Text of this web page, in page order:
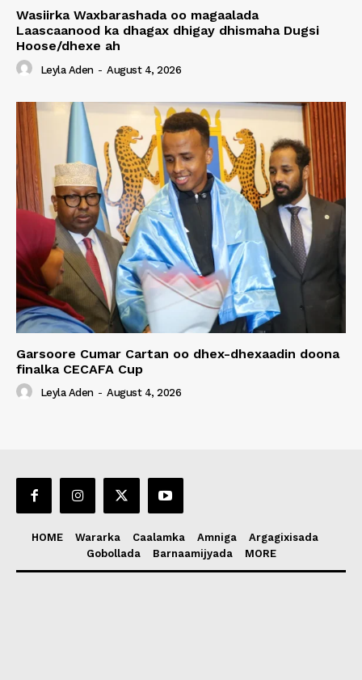
Wasiirka Waxbarashada oo magaalada
Laascaanood ka dhagax dhigay dhismaha Dugsi
Hoose/dhexe ah
Leyla Aden - August 4, 2026
Garsoore Cumar Cartan oo dhex-dhexaadin doona
finalka CECAFA Cup
Leyla Aden - August 4, 2026
HOME Wararka Caalamka Amniga
Argagixisada
Gobollada
Barnaamijyada MORE